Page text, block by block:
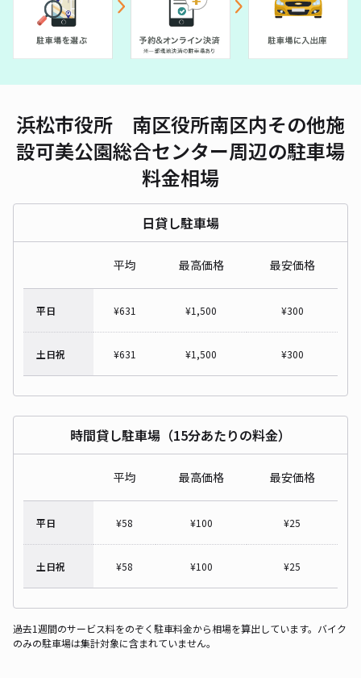
浜松市役所 南区役所南区内その他施
設可美公園総合センター周辺の駐車場
料金相場
日貸し駐車場
平均 最高価格 最安価格
平日 ¥631 ¥1,500 ¥300
土日祝 ¥631 ¥1,500 ¥300
時間貸し駐車場（15分あたりの料金）
平均 最高価格 最安価格
平日 ¥58 ¥100 ¥25
土日祝 ¥58 ¥100 ¥25
過去1週間のサービス料をのぞく駐車料金から相場を算出しています。バイク
のみの駐車場は集計対象に含まれていません。